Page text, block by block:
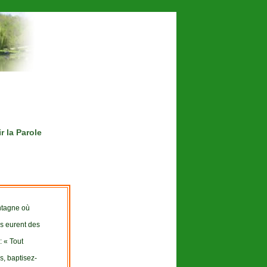
la Parole
où
eurent des
« Tout
baptisez-